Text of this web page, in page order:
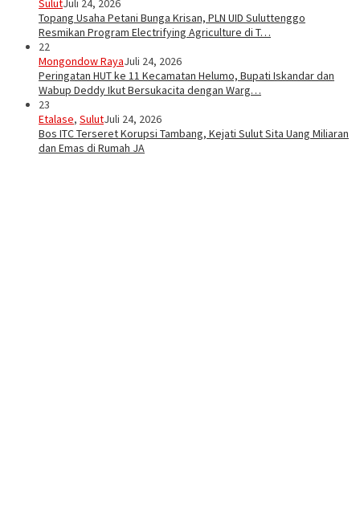
SulutJuli 24, 2026
Topang Usaha Petani Bunga Krisan, PLN UID Suluttenggo
Resmikan Program Electrifying Agriculture di T…
22
Mongondow RayaJuli 24, 2026
Peringatan HUT ke 11 Kecamatan Helumo, Bupati Iskandar dan
Wabup Deddy Ikut Bersukacita dengan Warg…
23
Etalase, SulutJuli 24, 2026
Bos ITC Terseret Korupsi Tambang, Kejati Sulut Sita Uang Miliaran
dan Emas di Rumah JA